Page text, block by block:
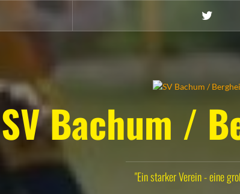
SV Bachum /
"Ein starker Verein - eine